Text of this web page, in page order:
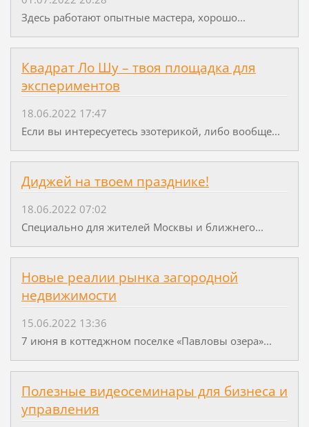
Здесь работают опытные мастера, хорошо...
Квадрат Ло Шу – твоя площадка для
экспериментов
18.06.2022 17:47
Если вы интересуетесь эзотерикой, либо вообще...
Диджей на твоем празднике!
18.06.2022 07:02
Специально для жителей Москвы и ближнего...
Новые реалии рынка загородной
недвижимости
15.06.2022 13:36
7 июня в коттеджном поселке «Павловы озера»...
Полезные видеосеминары для бизнеса и
управления